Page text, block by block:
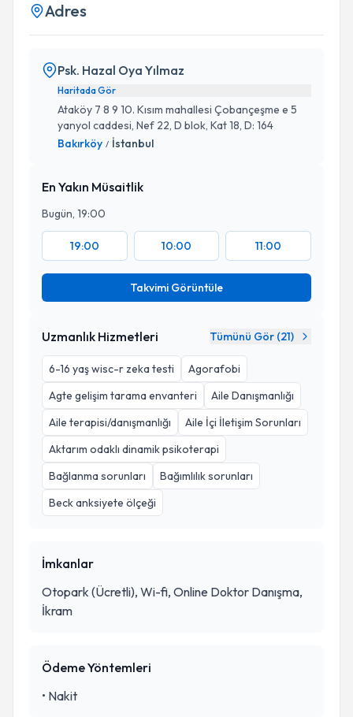
Adres
Psk. Hazal Oya Yılmaz
Haritada Gör
Ataköy 7 8 9 10. Kısım mahallesi Çobançeşme e 5
yanyol caddesi, Nef 22, D blok, Kat 18, D: 164
Bakırköy / İstanbul
En Yakın Müsaitlik
Bugün, 19:00
19:00 10:00 11:00
Takvimi Görüntüle
Uzmanlık Hizmetleri Tümünü Gör (21)
6-16 yaş wisc-r zeka testi
Agorafobi
Agte gelişim tarama envanteri
Aile Danışmanlığı
Aile terapisi/danışmanlığı
Aile İçi İletişim Sorunları
Aktarım odaklı dinamik psikoterapi
Bağlanma sorunları
Bağımlılık sorunları
Beck anksiyete ölçeği
İmkanlar
Otopark (Ücretli), Wi-fi, Online Doktor Danışma,
İkram
Ödeme Yöntemleri
• Nakit